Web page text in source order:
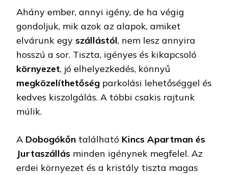
Ahány ember, annyi igény, de ha végig
gondoljuk, mik azok az alapok, amiket
elvárunk egy szállástól, nem lesz annyira
hosszú a sor. Tiszta, igényes és kikapcsoló
környezet, jó elhelyezkedés, könnyű
megközelíthetőség parkolási lehetőséggel és
kedves kiszolgálás. A többi csakis rajtunk
múlik.
A Dobogókőn található Kincs Apartman és
Jurtaszállás minden igénynek megfelel. Az
erdei környezet és a kristály tiszta magas